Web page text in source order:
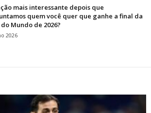
mais interessante depois que
quem você quer que ganhe a final da
do Mundo de 2026?
2026